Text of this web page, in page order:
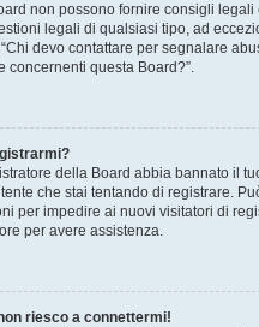
non possono fornire consigli legali
legali di qualsiasi tipo, ad
devo contattare per segnalare
concernenti questa Board?”.
della Board abbia bannato il
che stai tentando di registrare.
per impedire ai nuovi visitatori di
per avere assistenza.
riesco a connettermi!